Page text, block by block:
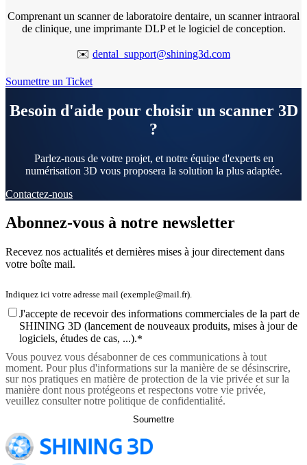
Comprenant un scanner de laboratoire dentaire, un scanner intraoral
de clinique, une imprimante DLP et le logiciel de conception.
✉️ dental_support@shining3d.com
Soumettre un Ticket
Besoin d'aide pour choisir un scanner 3D
?
Parlez-nous de votre projet, et notre équipe d'experts en
numérisation 3D vous proposera la solution la plus adaptée.
Contactez-nous
Abonnez-vous à notre newsletter
Recevez nos actualités et dernières mises à jour directement dans
votre boîte mail.
J'accepte de recevoir des informations commerciales de la part de
SHINING 3D (lancement de nouveaux produits, mises à jour de
logiciels, études de cas, ...).*
Vous pouvez vous désabonner de ces communications à tout
moment. Pour plus d'informations sur la manière de se désinscrire,
sur nos pratiques en matière de protection de la vie privée et sur la
manière dont nous protégeons et respectons votre vie privée,
veuillez consulter notre politique de confidentialité.